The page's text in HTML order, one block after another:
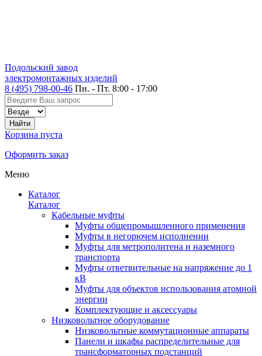
Подольский завод
электромонтажных изделий
8 (495) 798-00-46 Пн. - Пт. 8:00 - 17:00
Корзина пуста
Оформить заказ
Меню
Каталог
Каталог
Кабельные муфты
Муфты общепромышленного применения
Муфты в негорючем исполнении
Муфты для метрополитена и наземного
транспорта
Муфты ответвительные на напряжение до 1
кВ
Муфты для объектов использования атомной
энергии
Комплектующие и аксессуары
Низковольтное оборудование
Низковольтные коммутационные аппараты
Панели и шкафы распределительные для
трансформаторных подстанций